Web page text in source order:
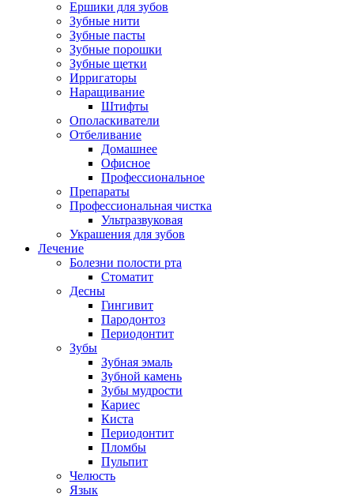
Ершики для зубов
Зубные нити
Зубные пасты
Зубные порошки
Зубные щетки
Ирригаторы
Наращивание
Штифты
Ополаскиватели
Отбеливание
Домашнее
Офисное
Профессиональное
Препараты
Профессиональная чистка
Ультразвуковая
Украшения для зубов
Лечение
Болезни полости рта
Стоматит
Десны
Гингивит
Пародонтоз
Периодонтит
Зубы
Зубная эмаль
Зубной камень
Зубы мудрости
Кариес
Киста
Периодонтит
Пломбы
Пульпит
Челюсть
Язык